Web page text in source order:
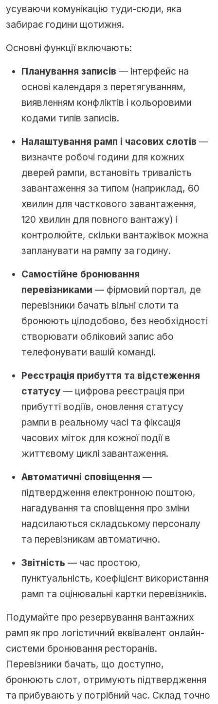
усуваючи комунікацію туди-сюди, яка
забирає години щотижня.
Основні функції включають:
Планування записів — інтерфейс на
основі календаря з перетягуванням,
виявленням конфліктів і кольоровими
кодами типів записів.
Налаштування рамп і часових слотів —
визначте робочі години для кожних
дверей рампи, встановіть тривалість
завантаження за типом (наприклад, 60
хвилин для часткового завантаження,
120 хвилин для повного вантажу) і
контролюйте, скільки вантажівок можна
запланувати на рампу за годину.
Самостійне бронювання
перевізниками — фірмовий портал, де
перевізники бачать вільні слоти та
бронюють цілодобово, без необхідності
створювати обліковий запис або
телефонувати вашій команді.
Реєстрація прибуття та відстеження
статусу — цифрова реєстрація при
прибутті водіїв, оновлення статусу
рампи в реальному часі та фіксація
часових міток для кожної події в
життєвому циклі завантаження.
Автоматичні сповіщення —
підтвердження електронною поштою,
нагадування та сповіщення про зміни
надсилаються складському персоналу
та перевізникам автоматично.
Звітність — час простою,
пунктуальність, коефіцієнт використання
рамп та оцінювальні картки перевізників.
Подумайте про резервування вантажних
рамп як про логістичний еквівалент онлайн-
системи бронювання ресторанів.
Перевізники бачать, що доступно,
бронюють слот, отримують підтвердження
та прибувають у потрібний час. Склад точно